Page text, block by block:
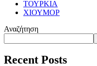
ΤΟΥΡΚΙΑ
ΧΙΟΥΜΟΡ
Αναζήτηση
Recent Posts